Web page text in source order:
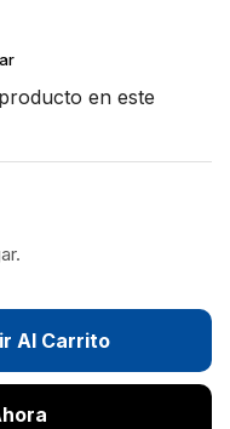
en este
Al Carrito